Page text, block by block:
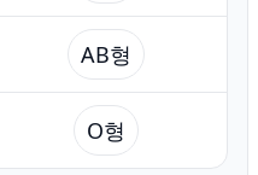
AB형
O형